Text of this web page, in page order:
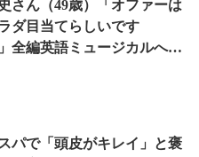
さん（49歳）「オファーは
ダ目当てらしいです
」全編英語ミュージカルへの
パで「頭皮がキレイ」と褒